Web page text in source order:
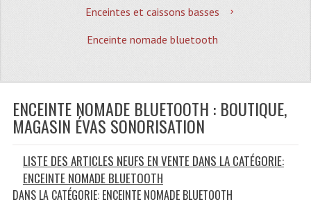
Quoi De Neuf?
Promotions
Location De Matériel
Le Matériel D´occasion
Recherche Avancée
Recevoir Nos Promotions
Enceintes et caissons basses
Enceinte nomade bluetooth
ENCEINTE NOMADE BLUETOOTH : BOUTIQUE,
MAGASIN ÉVAS SONORISATION
LISTE DES ARTICLES NEUFS EN VENTE DANS LA CATÉGORIE:
ENCEINTE NOMADE BLUETOOTH
DANS LA CATÉGORIE: ENCEINTE NOMADE BLUETOOTH